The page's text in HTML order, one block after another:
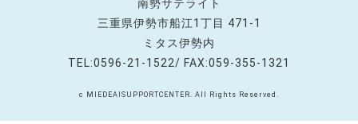
南勢サテライト
三重県伊勢市船江1丁目 471-1
ミタス伊勢内
TEL:0596-21-1522/ FAX:059-355-1321
c MIEDEAISUPPORTCENTER. All Rights Reserved.